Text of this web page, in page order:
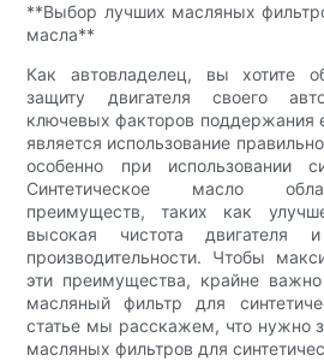
**Выбор лучших масляных
масла**
Как автовладелец, вы хотите
защиту двигателя своего
ключевых факторов поддержания
является использование
особенно при использовании
Синтетическое масло
преимуществ, таких как
высокая чистота двигателя
производительности. Чтобы
эти преимущества, крайне
масляный фильтр для
статье мы расскажем, что нужно
масляных фильтров для